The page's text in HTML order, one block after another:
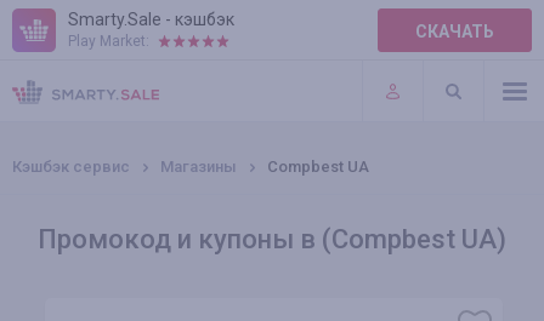
Smarty.Sale - кэшбэк
Play Market: СКАЧАТЬ
ПРАВИЛА
ПЛАГИНЫ
Кэшбэк сервис Магазины Compbest UA
Промокод и купоны в (Compbest UA)